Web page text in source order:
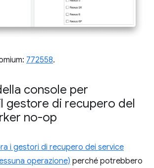
772558.
console per
gestore di recupero del
no-op
i gestori di recupero dei service
operazione) perché potrebbero